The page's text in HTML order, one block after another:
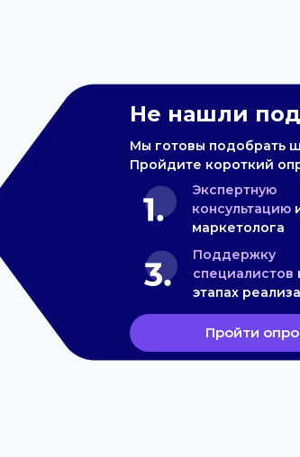
Не нашли
Мы готовы подобрать
Пройдите короткий
Экспертную
консультацию
маркетолога
Поддержку
специалистов
этапах
Пройти